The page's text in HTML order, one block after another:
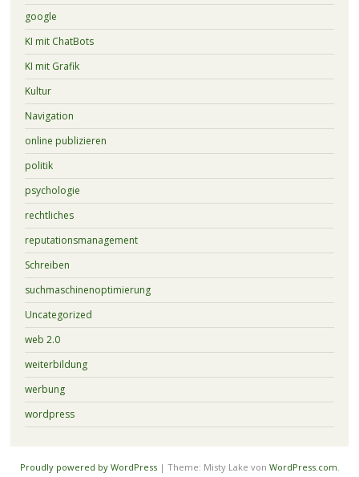
google
KI mit ChatBots
KI mit Grafik
Kultur
Navigation
online publizieren
politik
psychologie
rechtliches
reputationsmanagement
Schreiben
suchmaschinenoptimierung
Uncategorized
web 2.0
weiterbildung
werbung
wordpress
Proudly powered by WordPress | Theme: Misty Lake von WordPress.com.